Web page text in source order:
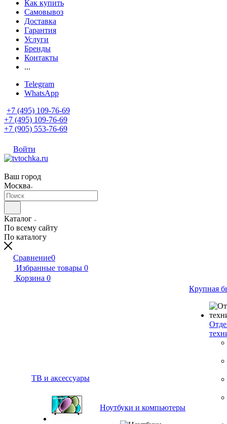
Как купить
Самовывоз
Доставка
Гарантия
Услуги
Бренды
Контакты
...
Telegram
WhatsApp
+7 (495) 109-76-69
+7 (495) 109-76-69
+7 (905) 553-76-69
Войти
Ваш город
Москва
Каталог
По всему сайту
По каталогу
Сравнение0
Избранные товары 0
Корзина 0
ТВ и аксессуары
Ноутбуки и компьютеры
Крупная